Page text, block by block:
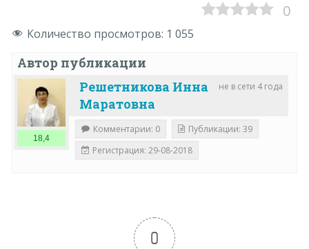
0
Количество просмотров: 1 055
Автор публикации
не в сети 4 года
Решетникова Инна
Маратовна
18,4
Комментарии: 0
Публикации: 39
Регистрация: 29-08-2018
0